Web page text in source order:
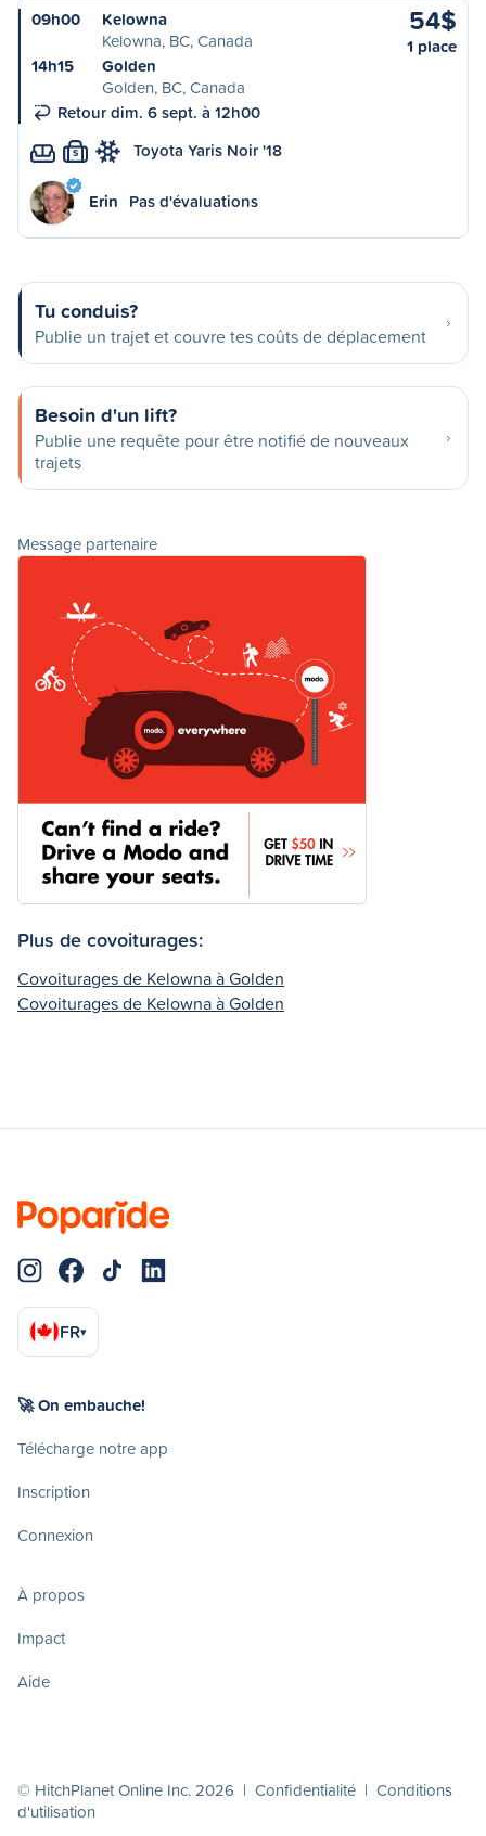
09h00
Kelowna
Kelowna, BC, Canada
14h15
Golden
Golden, BC, Canada
Retour dim. 6 sept. à 12h00
54$
1 place
S Toyota Yaris Noir '18
Erin Pas d'évaluations
Tu conduis?
Publie un trajet et couvre tes coûts de déplacement
Besoin d'un lift?
Publie une requête pour être notifié de nouveaux
trajets
Message partenaire
Plus de covoiturages:
Covoiturages de Kelowna à Golden
Covoiturages de Kelowna à Golden
FR▾
🚀 On embauche!
Télécharge notre app
Inscription
Connexion
À propos
Impact
Aide
© HitchPlanet Online Inc. 2026 | Confidentialité | Conditions
d'utilisation